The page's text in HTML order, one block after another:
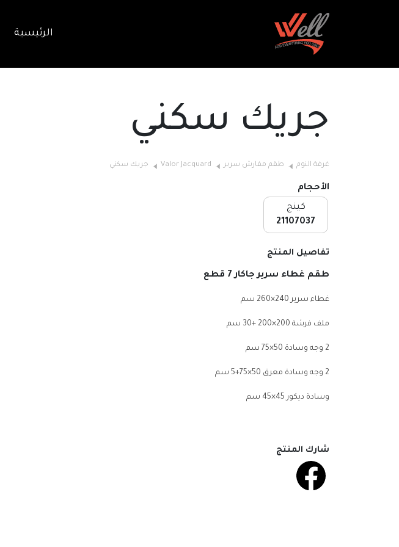
الرئيسية
جريك سكني
غرفة النوم طقم مفارش سرير Valor Jacquard جريك سكني
الأحجام
كينج
21107037
تفاصيل المنتج
طقم غطاء سرير جاكار 7 قطع
غطاء سرير 240×260 سم
ملف فرشة 200×200 +30 سم
2 وجه وسادة 50×75 سم
2 وجه وسادة معرق 50×75+5 سم
وسادة ديكور 45×45 سم
شارك المنتج